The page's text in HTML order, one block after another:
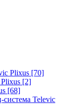
Plixus [70]
[2]
[68]
система Televic